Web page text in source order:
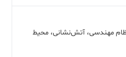
مهندسی، آتش‌نشانی، محیط